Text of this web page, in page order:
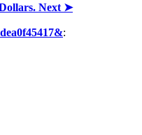
Next ➤
: